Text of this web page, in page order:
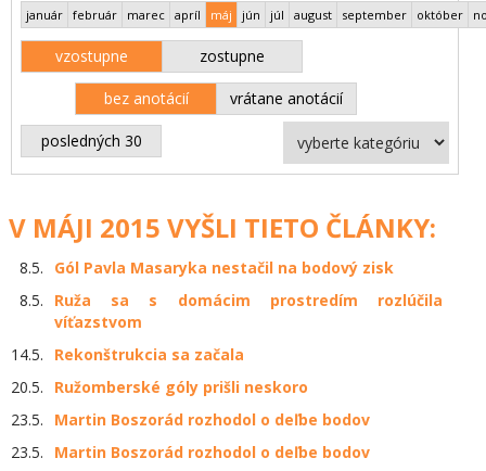
január február marec apríl máj jún júl august september október
vzostupne zostupne
bez anotácií vrátane anotácií
posledných 30
V MÁJI 2015 VYŠLI TIETO ČLÁNKY:
8.5.
Gól Pavla Masaryka nestačil na bodový zisk
8.5.
Ruža sa s domácim prostredím rozlúčila
víťazstvom
14.5.
Rekonštrukcia sa začala
20.5.
Ružomberské góly prišli neskoro
23.5.
Martin Boszorád rozhodol o deľbe bodov
23.5.
Martin Boszorád rozhodol o deľbe bodov